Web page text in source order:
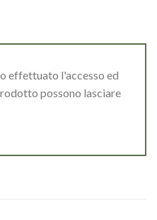
effettuato l'accesso ed
possono lasciare